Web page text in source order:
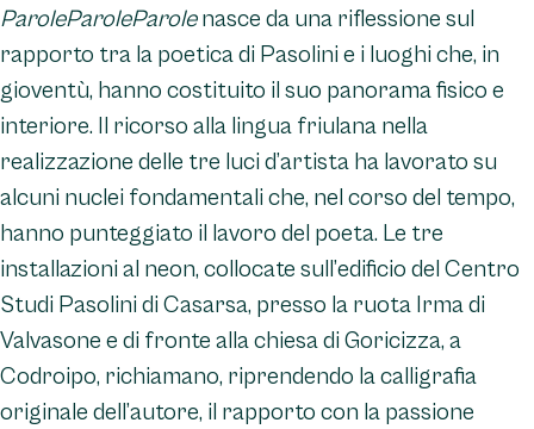
ParoleParoleParolenasce da una riflessione sul
rapporto tra la poetica di Pasolini e i luoghi che, in
gioventù, hanno costituito il suo panorama fisico e
interiore. Il ricorso alla lingua friulana nella
realizzazione delle tre luci d’artista ha lavorato su
alcuni nuclei fondamentali che, nel corso del tempo,
hanno punteggiato il lavoro del poeta. Le tre
installazioni al neon, collocate sull’edificio del Centro
Studi Pasolini di Casarsa, presso la ruota Irma di
Valvasone e di fronte alla chiesa di Goricizza, a
Codroipo, richiamano, riprendendo la calligrafia
originale dell’autore, il rapporto con la passione